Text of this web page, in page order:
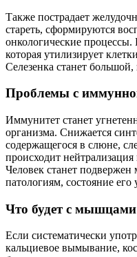
Также пострадает
стареть, сформируются
онкологические
которая утилизирует
Селезенка станет
Проблемы с
Иммунитет станет
организма. Снижается
содержащегося в слюне,
происходит
Человек станет
патологиям, состояние его
Что будет с мышцами
Если систематически
кальциевое вымывание,